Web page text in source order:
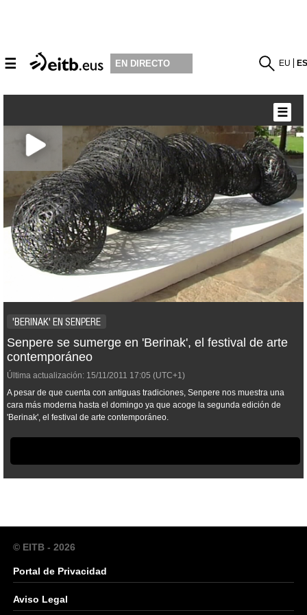
☰ EN DIRECTO EU
'BERINAK' EN SENPERE
Senpere se sumerge en 'Berinak', el festival de arte
contemporáneo
Última actualización: 15/11/2011 17:05 (UTC+1)
A pesar de que cuenta con antiguas tradiciones, Senpere nos muestra una
cara más moderna hasta el domingo ya que acoge la segunda edición de
'Berinak', el festival de arte contemporáneo.
☰
© EITB - 2026
Portal de Privacidad
Aviso Legal